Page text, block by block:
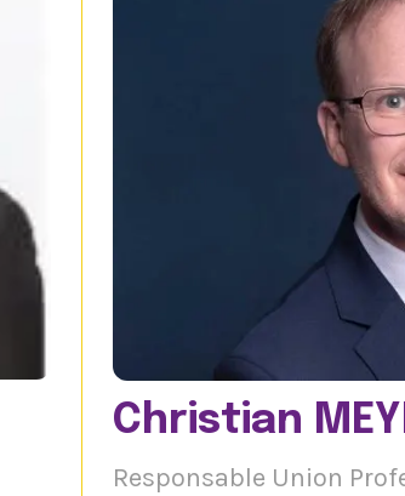
Christian
Responsable Union